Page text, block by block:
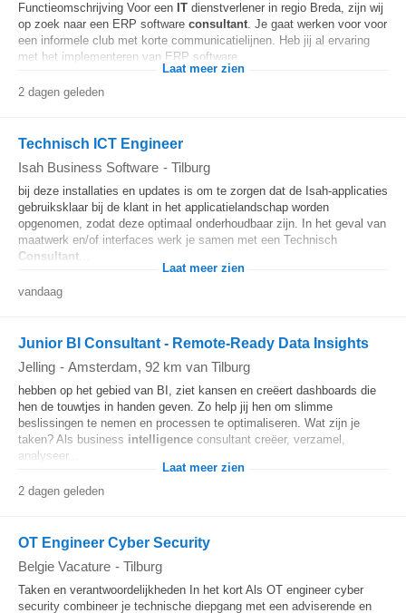
Functieomschrijving Voor een IT dienstverlener in regio Breda, zijn wij
op zoek naar een ERP software consultant. Je gaat werken voor voor
een informele club met korte communicatielijnen. Heb jij al ervaring
met het implementeren van ERP software...
Laat meer zien
2 dagen geleden
Technisch ICT Engineer
Isah Business Software - Tilburg
bij deze installaties en updates is om te zorgen dat de Isah-applicaties
gebruiksklaar bij de klant in het applicatielandschap worden
opgenomen, zodat deze optimaal onderhoudbaar zijn. In het geval van
maatwerk en/of interfaces werk je samen met een Technisch
Consultant
Laat meer zien
vandaag
Junior BI Consultant - Remote-Ready Data Insights
Jelling - Amsterdam, 92 km van Tilburg
hebben op het gebied van BI, ziet kansen en creëert dashboards die
hen de touwtjes in handen geven. Zo help jij hen om slimme
beslissingen te nemen en processen te optimaliseren. Wat zijn je
taken? Als business intelligence consultant creëer, verzamel,
analyseer...
Laat meer zien
2 dagen geleden
OT Engineer Cyber Security
Belgie Vacature - Tilburg
Taken en verantwoordelijkheden In het kort Als OT engineer cyber
security combineer je technische diepgang met een adviserende en